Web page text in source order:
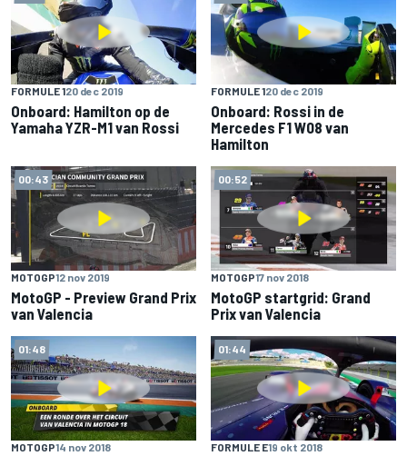
FORMULE 120 dec 2019
Onboard: Hamilton op de
Yamaha YZR-M1 van Rossi
FORMULE 120 dec 2019
Onboard: Rossi in de
Mercedes F1 W08 van
Hamilton
00:43
MOTOGP12 nov 2019
MotoGP - Preview Grand Prix
van Valencia
00:52
MOTOGP17 nov 2018
MotoGP startgrid: Grand
Prix van Valencia
01:48
MOTOGP14 nov 2018
01:44
FORMULE E19 okt 2018